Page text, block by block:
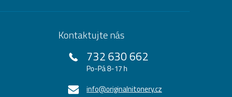
Kontaktujte nás
732 630 662
Po-Pá 8-17 h
info@originalnitonery.cz